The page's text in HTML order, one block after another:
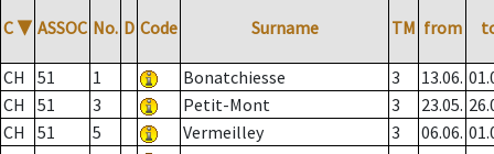
C ▼ ASSOC No. D Code Surname TM from
CH 51 1 Bonatchiesse 3 13.06.
CH
51 3 Petit-Mont 3 23.05.
CH
51 5 Vermeilley 3 06.06.